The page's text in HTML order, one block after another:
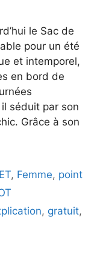
le Sac de
pour un été
et intemporel,
en bord de
séduit par son
Grâce à son
, Femme, point
, gratuit,